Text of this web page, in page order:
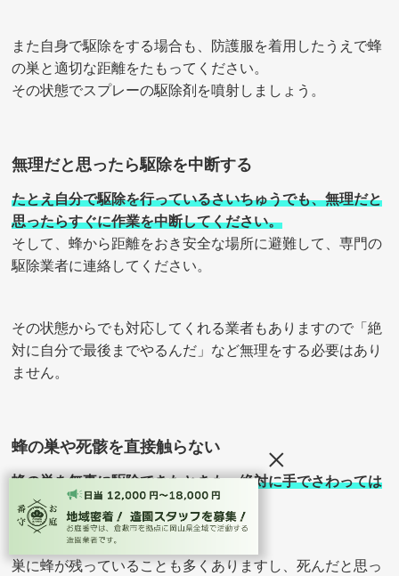
また自身で駆除をする場合も、防護服を着用したうえで蜂
の巣と適切な距離をたもってください。
その状態でスプレーの駆除剤を噴射しましょう。
無理だと思ったら駆除を中断する
たとえ自分で駆除を行っているさいちゅうでも、無理だと
思ったらすぐに作業を中断してください。
そして、蜂から距離をおき安全な場所に避難して、専門の
駆除業者に連絡してください。
その状態からでも対応してくれる業者もありますので「絶
対に自分で最後までやるんだ」など無理をする必要はあり
ません。
蜂の巣や死骸を直接触らない
蜂の巣を無事に駆除できたときも、絶対に手でさわっては
いけません。
巣に蜂が残っていることも多くありますし、死んだと思っ
×